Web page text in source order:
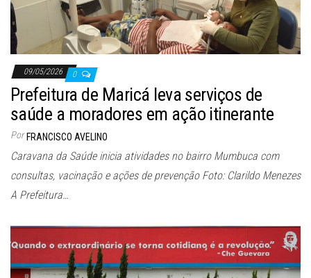
09/05/2026 0
Prefeitura de Maricá leva serviços de
saúde a moradores em ação itinerante
Por FRANCISCO AVELINO
Caravana da Saúde inicia atividades no bairro Mumbuca com
consultas, vacinação e ações de prevenção Foto: Clarildo Menezes
A Prefeitura…